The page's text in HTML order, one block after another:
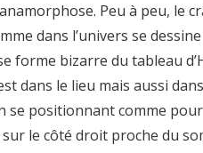
Peu à peu, le
dans l’univers se
forme bizarre du tableau
dans le lieu mais aussi
se positionnant comme
le côté droit proche du